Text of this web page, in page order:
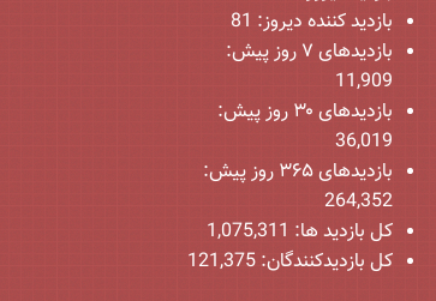
بازدید کننده دیروز: 81
بازدیدهای ۷ روز پیش:
11,909
بازدیدهای ۳۰ روز پیش:
36,019
بازدیدهای ۳۶۵ روز پیش:
264,352
کل بازدید ها: 1,075,311
کل بازدیدکنند‌گان: 121,375